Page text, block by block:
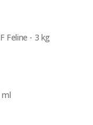
Feline - 3 kg
ml